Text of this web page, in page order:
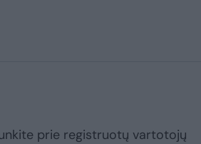
prie registruotų vartotojų